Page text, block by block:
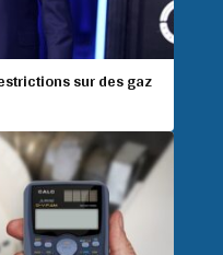
sur des gaz